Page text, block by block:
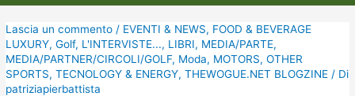
Lascia un commento / EVENTI & NEWS, FOOD & BEVERAGE
LUXURY,Golf, L'INTERVISTE..., LIBRI, MEDIA/PARTE,
MEDIA/PARTNER/CIRCOLI/GOLF, Moda, MOTORS,OTHER
SPORTS,TECNOLOGY & ENERGY,THEWOGUE.NET BLOGZINE / Di
patriziapierbattista